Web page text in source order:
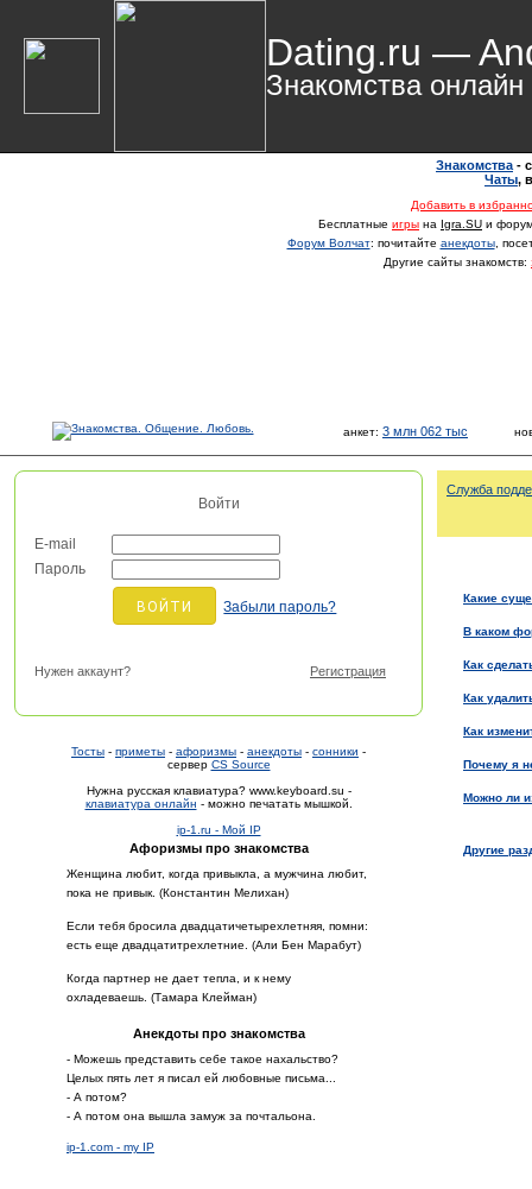
Dating.ru —
Знакомства онлайн
Знакомства -
Чаты,
Добавить в
Бесплатные игры на Igra.SU и
Форум Волчат: почитайте анекдоты,
Другие сайты знакомств:
анкет: 3 млн 062 тыс
Войти
E-mail
Пароль
Забыли пароль?
Нужен аккаунт? Регистрация
Тосты - приметы - афоризмы - анекдоты - сонники -
сервер CS Source
Нужна русская клавиатура? www.keyboard.su -
клавиатура онлайн - можно печатать мышкой.
ip-1.ru - Мой IP
Афоризмы про знакомства
Женщина любит, когда привыкла, а мужчина любит,
пока не привык. (Константин Мелихан)
Если тебя бросила двадцатичетырехлетняя, помни:
есть еще двадцатитрехлетние. (Али Бен Марабут)
Когда партнер не дает тепла, и к нему
охладеваешь. (Тамара Клейман)
Анекдоты про знакомства
- Можешь представить себе такое нахальство?
Целых пять лет я писал ей любовные письма...
- А потом?
- А потом она вышла замуж за почтальона.
ip-1.com - my IP
Служба
Какие
В каком
Как
Как
Как
Почему я
Можно ли
Другие